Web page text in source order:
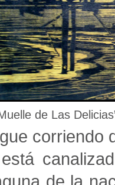
de Las